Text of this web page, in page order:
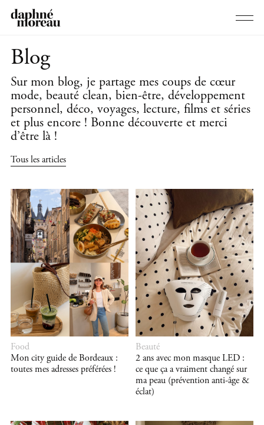
Blog
Sur mon blog, je partage mes coups de cœur
mode, beauté clean, bien-être, développement
personnel, déco, voyages, lecture, films et séries
et plus encore ! Bonne découverte et merci
d’être là !
Tous les articles
Food
Mon city guide de Bordeaux :
toutes mes adresses préférées !
Beauté
2 ans avec mon masque LED :
ce que ça a vraiment changé sur
ma peau (prévention anti-âge &
éclat)